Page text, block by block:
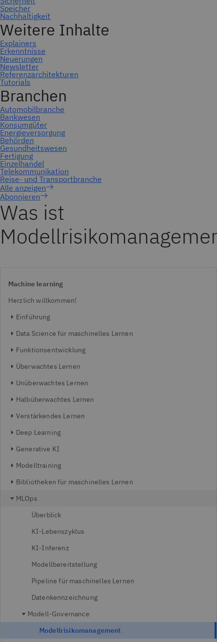
Abonnieren
Was ist
Machine learning
Herzlich willkommen!
Einführung
Data Science für maschinelles Lernen
Funktionsentwicklung
Überwachtes Lernen
Unüberwachtes Lernen
Halbüberwachtes Lernen
Verstärkendes Lernen
Deep Learning
Generative KI
Modelltraining
Bibliotheken für maschinelles Lernen
MLOps
Überblick
KI-Lebenszyklus
KI-Inferenz
Modellbereitstellung
Pipeline für maschinelles Lernen
Datenkennzeichnung
Modell-Governance
Modellrisikomanagement